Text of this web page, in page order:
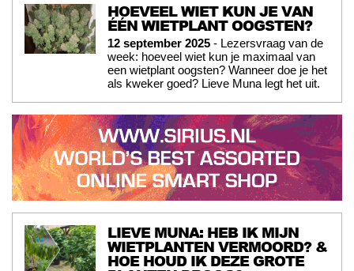
HOEVEEL WIET KUN JE VAN
ÉÉN WIETPLANT OOGSTEN?
12 september 2025 - Lezersvraag van de
week: hoeveel wiet kun je maximaal van
een wietplant oogsten? Wanneer doe je het
als kweker goed? Lieve Muna legt het uit.
LIEVE MUNA: HEB IK MIJN
WIETPLANTEN VERMOORD? &
HOE HOUD IK DEZE GROTE